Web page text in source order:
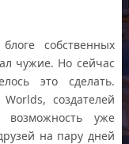
собственных
чужие. Но сейчас
это сделать.
создателей
уже
на пару дней